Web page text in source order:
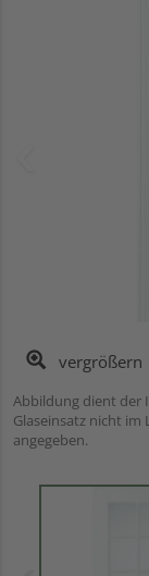
vergrößern
Abbildung dient der
Glaseinsatz nicht
angegeben.